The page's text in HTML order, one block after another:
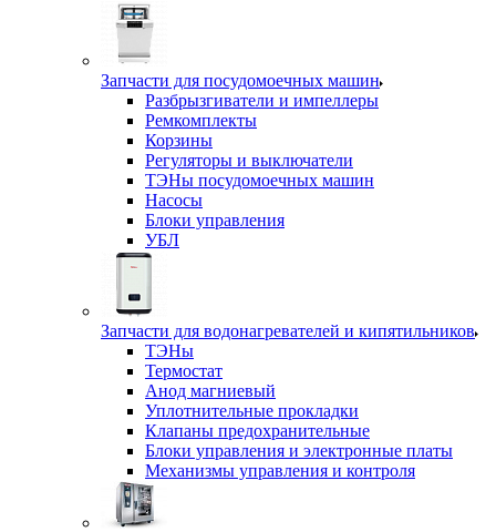
Запчасти для посудомоечных машин
Разбрызгиватели и импеллеры
Ремкомплекты
Корзины
Регуляторы и выключатели
ТЭНы посудомоечных машин
Насосы
Блоки управления
УБЛ
Запчасти для водонагревателей и кипятильников
ТЭНы
Термостат
Анод магниевый
Уплотнительные прокладки
Клапаны предохранительные
Блоки управления и электронные платы
Механизмы управления и контроля